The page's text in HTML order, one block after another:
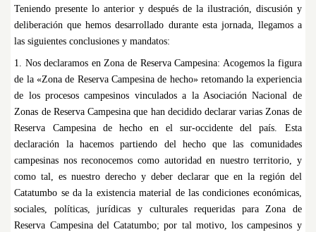
Teniendo presente lo anterior y después de la ilustración, discusión y
deliberación que hemos desarrollado durante esta jornada, llegamos a
las siguientes conclusiones y mandatos:
1. Nos declaramos en Zona de Reserva Campesina: Acogemos la figura
de la «Zona de Reserva Campesina de hecho» retomando la experiencia
de los procesos campesinos vinculados a la Asociación Nacional de
Zonas de Reserva Campesina que han decidido declarar varias Zonas de
Reserva Campesina de hecho en el sur-occidente del país. Esta
declaración la hacemos partiendo del hecho que las comunidades
campesinas nos reconocemos como autoridad en nuestro territorio, y
como tal, es nuestro derecho y deber declarar que en la región del
Catatumbo se da la existencia material de las condiciones económicas,
sociales, políticas, jurídicas y culturales requeridas para Zona de
Reserva Campesina del Catatumbo; por tal motivo, los campesinos y